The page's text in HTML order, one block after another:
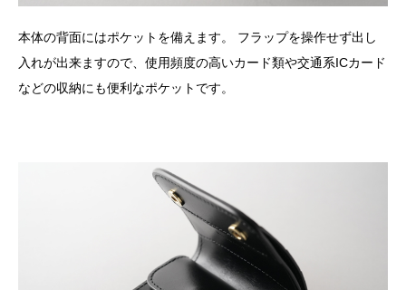
本体の背面にはポケットを備えます。 フラップを操作せず出し
入れが出来ますので、使用頻度の高いカード類や交通系ICカード
などの収納にも便利なポケットです。